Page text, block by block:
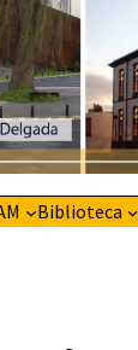
Biblioteca